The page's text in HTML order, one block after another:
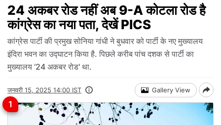
24 अकबर रोड नहीं अब 9-A कोटला रोड है
कांग्रेस का नया पता, देखें PICS
कांग्रेस पार्टी की प्रमुख सोनिया गांधी ने बुधवार को पार्टी के नए मुख्यालय
इंदिरा भवन का उद्घाटन किया है. पिछले करीब पांच दशक से पार्टी का
मुख्यालय ‘24 अकबर रोड' था.
जनवरी 15, 2025 14:00 IST Gallery View